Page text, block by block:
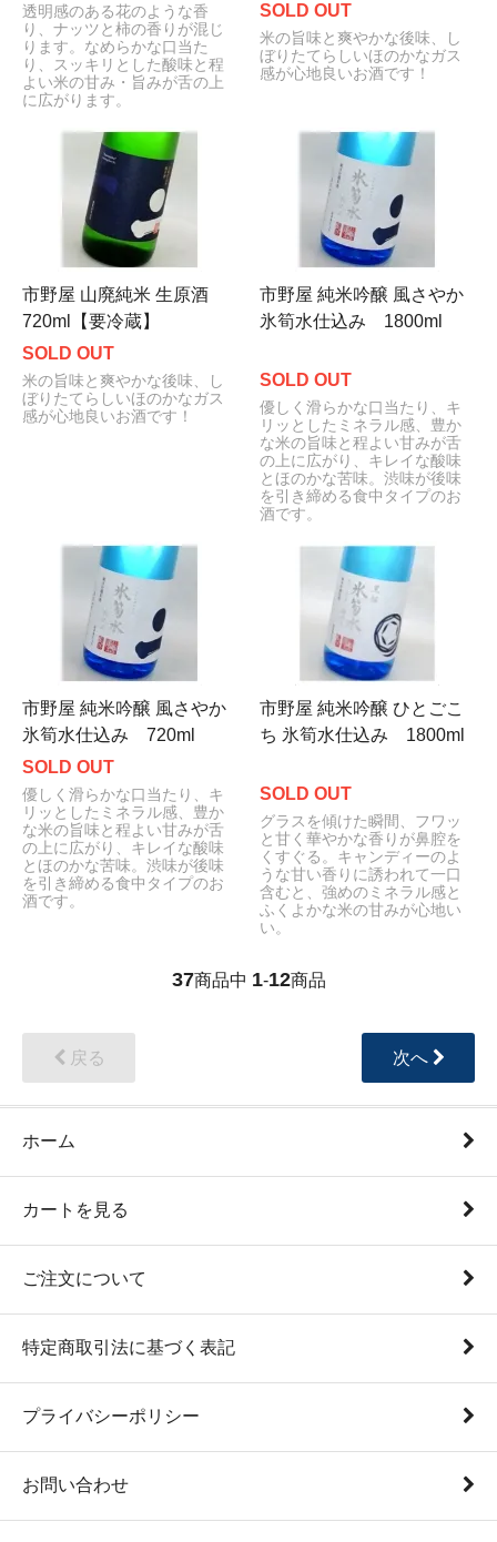
透明感のある花のような香
り、ナッツと柿の香りが混じ
ります。なめらかな口当た
り、スッキリとした酸味と程
よい米の甘み・旨みが舌の上
に広がります。
SOLD OUT
米の旨味と爽やかな後味、し
ぼりたてらしいほのかなガス
感が心地良いお酒です！
市野屋 山廃純米 生原酒
720ml【要冷蔵】
SOLD OUT
米の旨味と爽やかな後味、し
ぼりたてらしいほのかなガス
感が心地良いお酒です！
市野屋 純米吟醸 風さやか
氷筍水仕込み 1800ml
SOLD OUT
優しく滑らかな口当たり、キ
リッとしたミネラル感、豊か
な米の旨味と程よい甘みが舌
の上に広がり、キレイな酸味
とほのかな苦味。渋味が後味
を引き締める食中タイプのお
酒です。
市野屋 純米吟醸 風さやか
氷筍水仕込み 720ml
SOLD OUT
優しく滑らかな口当たり、キ
リッとしたミネラル感、豊か
な米の旨味と程よい甘みが舌
の上に広がり、キレイな酸味
とほのかな苦味。渋味が後味
を引き締める食中タイプのお
酒です。
市野屋 純米吟醸 ひとごこ
ち 氷筍水仕込み 1800ml
SOLD OUT
グラスを傾けた瞬間、フワッ
と甘く華やかな香りが鼻腔を
くすぐる。キャンディーのよ
うな甘い香りに誘われて一口
含むと、強めのミネラル感と
ふくよかな米の甘みが心地い
い。
37商品中 1-12商品
戻る 次へ
ホーム
カートを見る
ご注文について
特定商取引法に基づく表記
プライバシーポリシー
お問い合わせ